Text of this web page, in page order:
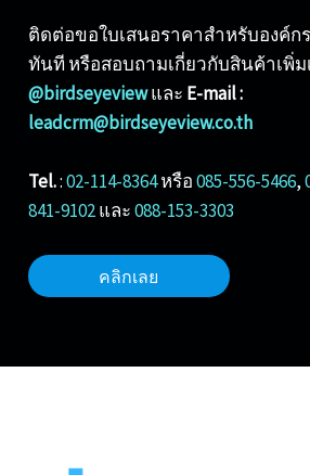
ติดต่อขอใบเสนอราคาสำหรับองค์ก
ทันที หรือสอบถามเกี่ยวกับสินค้าเพิ่ม
@birdseyeviewและ E-mail :
leadcrm@birdseyeview.co.th
Tel.:02-114-8364หรือ085-556-5466,
841-9102และ088-153-3303
คลิกเลย